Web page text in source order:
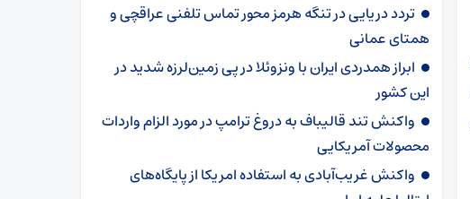
تردد دریایی در تنگه هرمز محور تماس تلفنی عراقچی و
همتای عمانی
ابراز همدردی ایران با ونزوئلا در پی زمین‌لرزه شدید در
این کشور
واکنش تند قالیباف به دروغ ترامپ در مورد الزام واردات
محصولات آمریکایی
واکنش غریب‌آبادی به استفاده امریکا از پایگاه‌های